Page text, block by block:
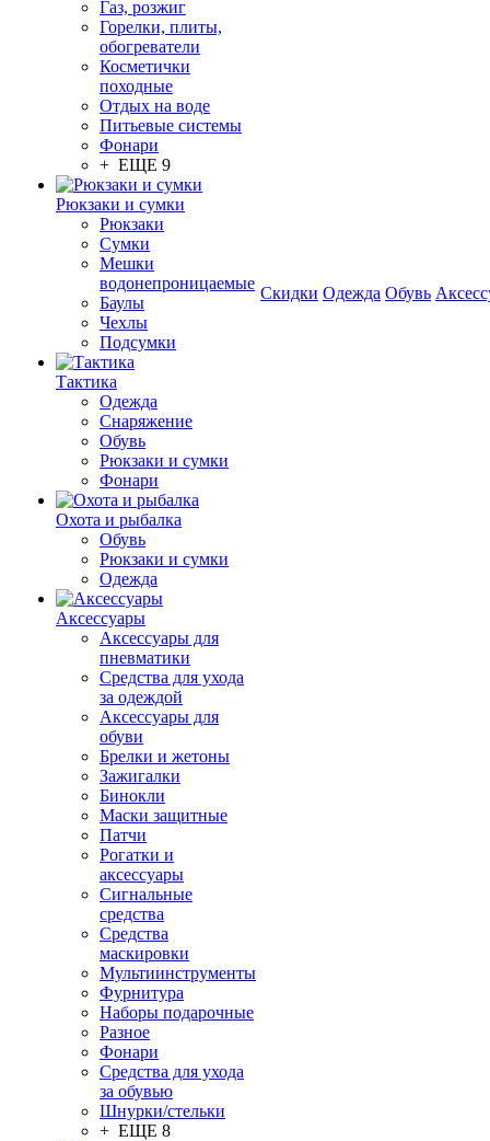
Газ, розжиг
Горелки, плиты,
обогреватели
Косметички
походные
Отдых на воде
Питьевые системы
Фонари
+ ЕЩЕ 9
Рюкзаки и сумки
Рюкзаки
Сумки
Мешки
водонепроницаемые
Баулы
Чехлы
Подсумки
Тактика
Одежда
Снаряжение
Обувь
Рюкзаки и сумки
Фонари
Охота и рыбалка
Обувь
Рюкзаки и сумки
Одежда
Аксессуары
Аксессуары для
пневматики
Средства для ухода
за одеждой
Аксессуары для
обуви
Брелки и жетоны
Зажигалки
Бинокли
Маски защитные
Патчи
Рогатки и
аксессуары
Сигнальные
средства
Средства
маскировки
Мультиинструменты
Фурнитура
Наборы подарочные
Разное
Фонари
Средства для ухода
за обувью
Шнурки/стельки
+ ЕЩЕ 8
Скидки Одежда Обувь